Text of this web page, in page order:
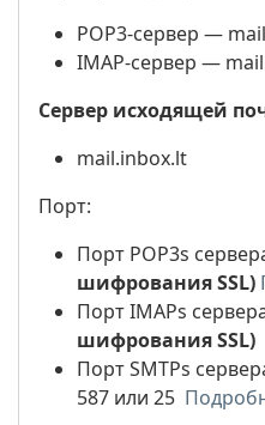
POP3-сервер —
IMAP-сервер —
Сервер исходящей
mail.inbox.lt
Порт:
Порт POP3s
шифрования SSL)
Порт IMAPs
шифрования SSL)
Порт SMTPs
587 или 25